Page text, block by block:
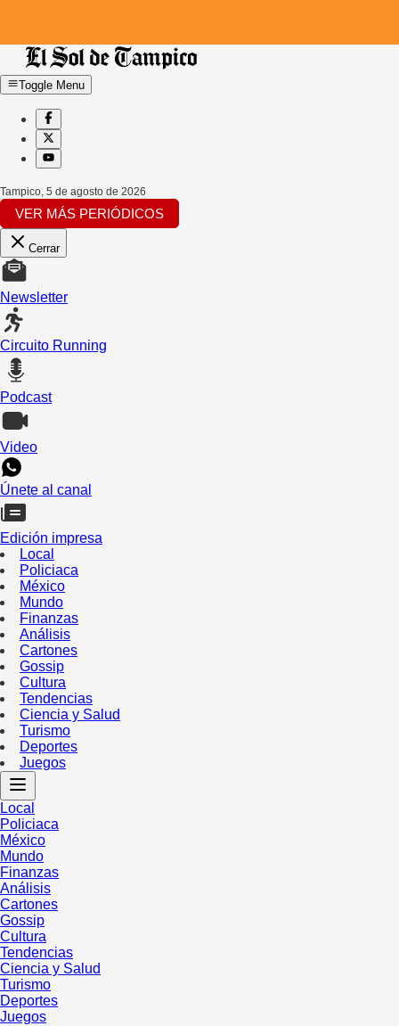
Toggle Menu
Tampico, 5 de agosto de 2026
VER MÁS PERIÓDICOS
Cerrar
Newsletter
Circuito Running
Podcast
Video
Únete al canal
Edición impresa
Local
Policiaca
México
Mundo
Finanzas
Análisis
Cartones
Gossip
Cultura
Tendencias
Ciencia y Salud
Turismo
Deportes
Juegos
Local
Policiaca
México
Mundo
Finanzas
Análisis
Cartones
Gossip
Cultura
Tendencias
Ciencia y Salud
Turismo
Deportes
Juegos